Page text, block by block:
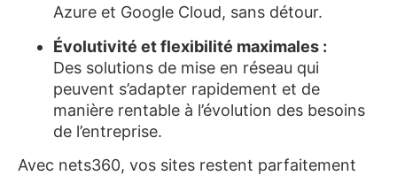
Azure et Google Cloud, sans détour.
Évolutivité et flexibilité maximales :
Des solutions de mise en réseau qui
peuvent s’adapter rapidement et de
manière rentable à l’évolution des besoins
de l’entreprise.
Avec nets360, vos sites restent parfaitement